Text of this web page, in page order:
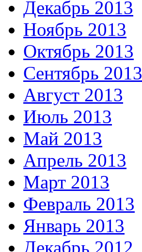
Декабрь 2013
Ноябрь 2013
Октябрь 2013
Сентябрь 2013
Август 2013
Июль 2013
Май 2013
Апрель 2013
Март 2013
Февраль 2013
Январь 2013
Декабрь 2012